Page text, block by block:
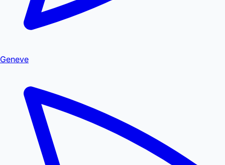
Geneve